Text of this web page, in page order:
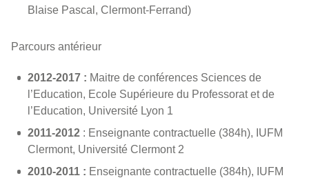
Blaise Pascal, Clermont-Ferrand)
Parcours antérieur
2012-2017 : Maitre de conférences Sciences de
l’Education, Ecole Supérieure du Professorat et de
l’Education, Université Lyon 1
2011-2012 : Enseignante contractuelle (384h), IUFM
Clermont, Université Clermont 2
2010-2011 : Enseignante contractuelle (384h), IUFM